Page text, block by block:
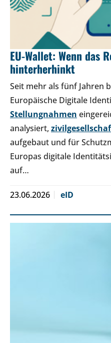
EU-Wallet: Wenn das
hinterherhinkt
Seit mehr als fünf Jahren
Europäische Digitale
Stellungnahmen
analysiert,
aufgebaut und für
Europas digitale
auf…
23.06.2026 eID